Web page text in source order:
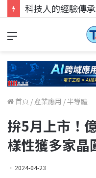
首頁 / 產業應用 /半導體
拚5月上市！
樣性獲多家晶
2024-04-23